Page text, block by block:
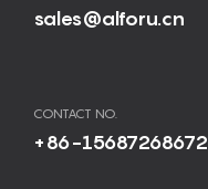
sales@alforu.cn
CONTACT NO.
+86-15687268672